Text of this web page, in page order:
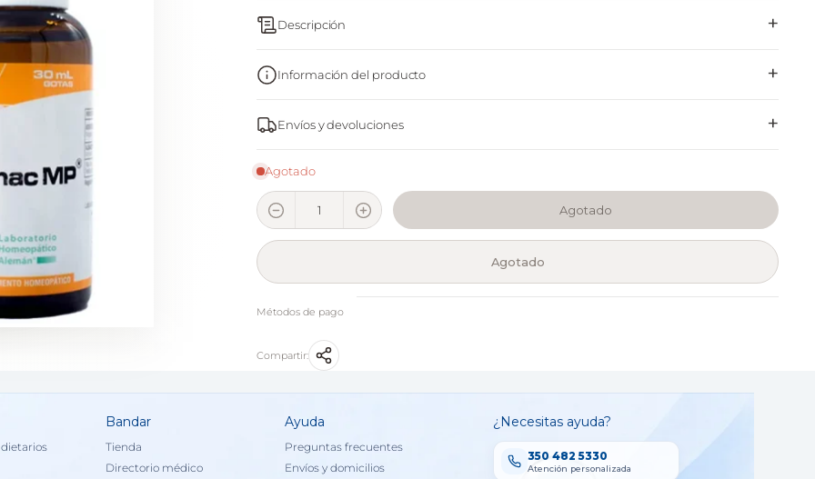
Descripción +
Información del producto +
Envíos y devoluciones +
Agotado
Agotado
Agotado
Métodos de pago
Compartir:
Bandar
Tienda
Directorio médico
Ayuda
Preguntas frecuentes
Envíos y domicilios
¿Necesitas ayuda?
350 482 5330
Atención personalizada